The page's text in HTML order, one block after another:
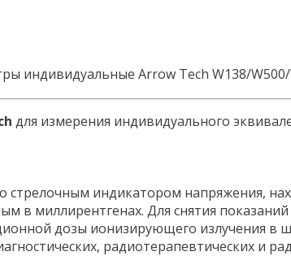
индивидуальные Arrow Tech W138/
для измерения индивидуального
индикатором напряжения,
в миллирентгенах. Для снятия
дозы ионизирующего излучения в
радиотерапевтических и